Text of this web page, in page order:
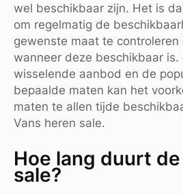
wel beschikbaar zijn. Het is
om regelmatig de
gewenste maat te
wanneer deze beschikbaar is.
wisselende aanbod en de
bepaalde maten kan het
maten te allen tijde
Vans heren sale.
Hoe lang duurt
sale?